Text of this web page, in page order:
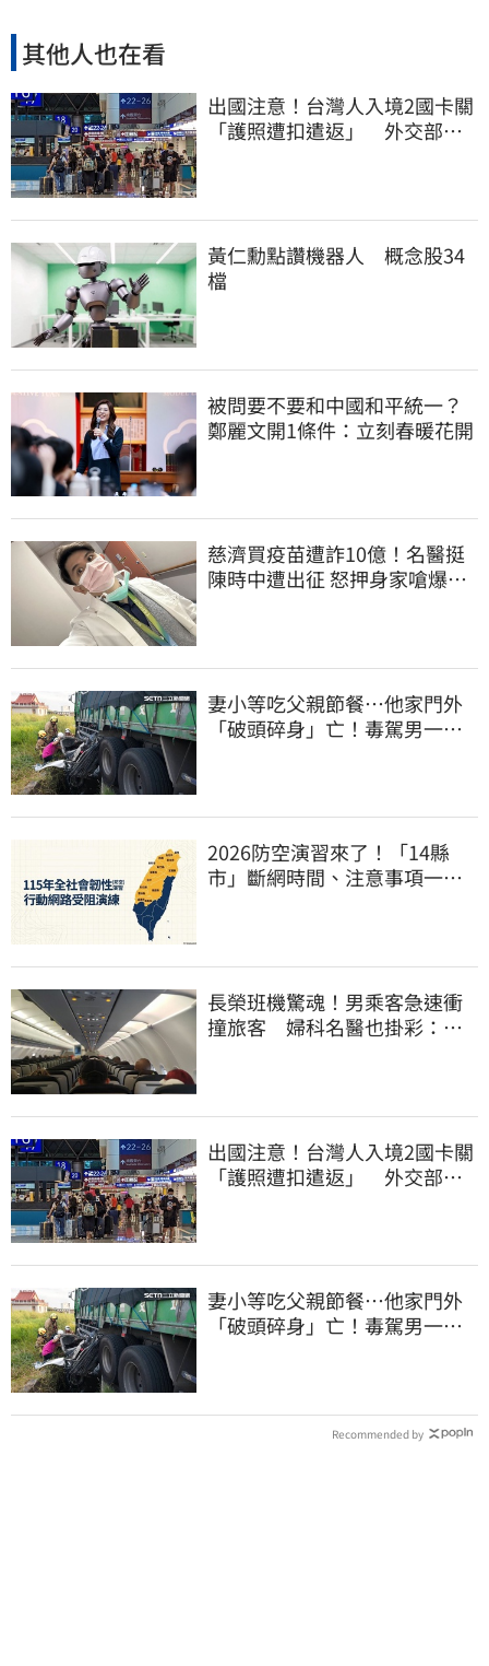
其他人也在看
出國注意！台灣人入境2國卡關
「護照遭扣遣返」 外交部證
黃仁勳點讚機器人 概念股34
檔
被問要不要和中國和平統一？
鄭麗文開1條件：立刻春暖花開
慈濟買疫苗遭詐10億！名醫挺
陳時中遭出征 怒押身家嗆爆藍
妻小等吃父親節餐⋯他家門外
「破頭碎身」亡！毒駕男一路
2026防空演習來了！「14縣
市」斷網時間、注意事項一次
長榮班機驚魂！男乘客急速衝
撞旅客 婦科名醫也掛彩：全
出國注意！台灣人入境2國卡關
「護照遭扣遣返」 外交部證
妻小等吃父親節餐⋯他家門外
「破頭碎身」亡！毒駕男一路
Recommended by